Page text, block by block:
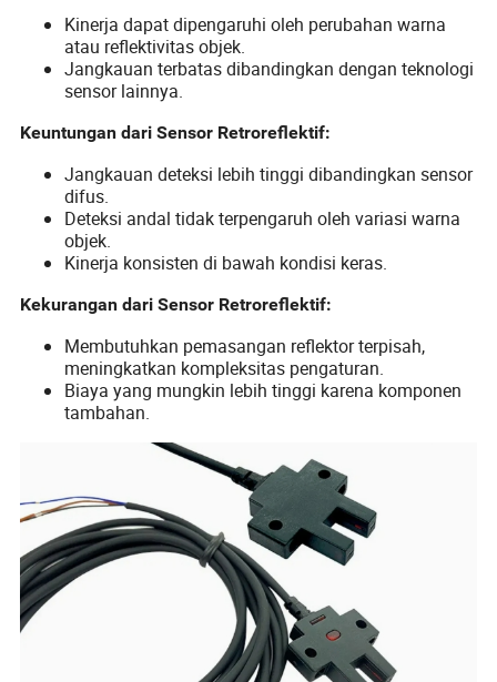
Kinerja dapat dipengaruhi oleh perubahan warna
atau reflektivitas objek.
Jangkauan terbatas dibandingkan dengan teknologi
sensor lainnya.
Keuntungan dari Sensor Retroreflektif:
Jangkauan deteksi lebih tinggi dibandingkan sensor
difus.
Deteksi andal tidak terpengaruh oleh variasi warna
objek.
Kinerja konsisten di bawah kondisi keras.
Kekurangan dari Sensor Retroreflektif:
Membutuhkan pemasangan reflektor terpisah,
meningkatkan kompleksitas pengaturan.
Biaya yang mungkin lebih tinggi karena komponen
tambahan.